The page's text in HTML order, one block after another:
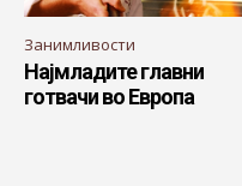
Занимливости
Најмладите главни
готвачи во Европа